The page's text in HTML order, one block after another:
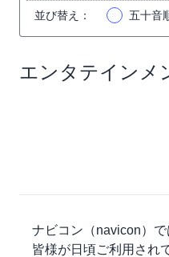
並び替え ： 五十音
エンタテインメ
ナビコン（navicon）
皆様が日頃ご利用され